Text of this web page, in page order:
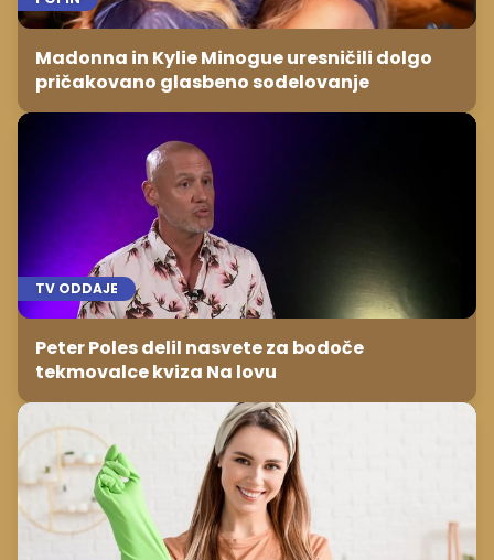
Madonna in Kylie Minogue uresničili dolgo
pričakovano glasbeno sodelovanje
TV ODDAJE
Peter Poles delil nasvete za bodoče
tekmovalce kviza Na lovu